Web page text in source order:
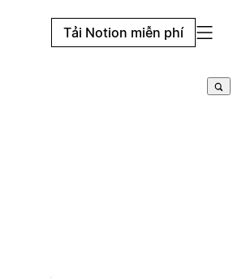
Tải Notion miễn phí